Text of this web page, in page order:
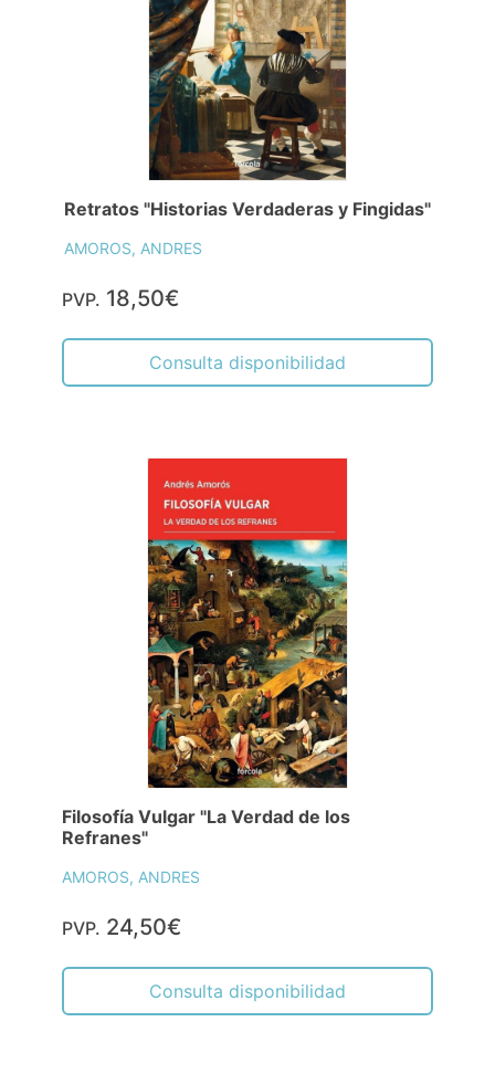
Retratos "Historias Verdaderas y Fingidas"
AMOROS, ANDRES
PVP. 18,50€
Consulta disponibilidad
Filosofía Vulgar "La Verdad de los
Refranes"
AMOROS, ANDRES
PVP. 24,50€
Consulta disponibilidad